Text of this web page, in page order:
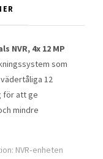
NVR, 4x 12 MP
som
12
för att ge
mindre
NVR‑enheten